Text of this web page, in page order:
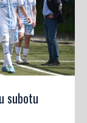
subotu